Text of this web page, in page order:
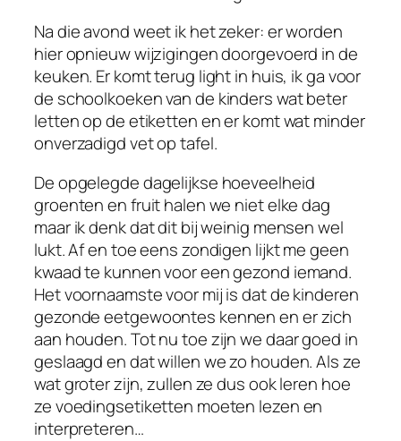
Na die avond weet ik het zeker: er worden
hier opnieuw wijzigingen doorgevoerd in de
keuken. Er komt terug light in huis, ik ga voor
de schoolkoeken van de kinders wat beter
letten op de etiketten en er komt wat minder
onverzadigd vet op tafel.
De opgelegde dagelijkse hoeveelheid
groenten en fruit halen we niet elke dag
maar ik denk dat dit bij weinig mensen wel
lukt. Af en toe eens zondigen lijkt me geen
kwaad te kunnen voor een gezond iemand.
Het voornaamste voor mij is dat de kinderen
gezonde eetgewoontes kennen en er zich
aan houden. Tot nu toe zijn we daar goed in
geslaagd en dat willen we zo houden. Als ze
wat groter zijn, zullen ze dus ook leren hoe
ze voedingsetiketten moeten lezen en
interpreteren…